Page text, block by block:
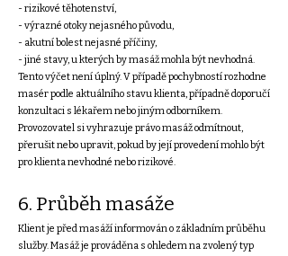
- rizikové těhotenství,
- výrazné otoky nejasného původu,
- akutní bolest nejasné příčiny,
- jiné stavy, u kterých by masáž mohla být nevhodná.
Tento výčet není úplný. V případě pochybností rozhodne
masér podle aktuálního stavu klienta, případně doporučí
konzultaci s lékařem nebo jiným odborníkem.
Provozovatel si vyhrazuje právo masáž odmítnout,
přerušit nebo upravit, pokud by její provedení mohlo být
pro klienta nevhodné nebo rizikové.
6. Průběh masáže
Klient je před masáží informován o základním průběhu
služby. Masáž je prováděna s ohledem na zvolený typ